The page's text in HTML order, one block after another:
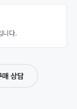
니다.
매 상담